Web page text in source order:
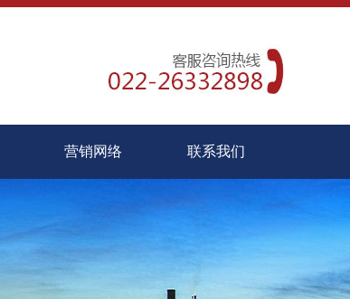
营销网络 联系我们